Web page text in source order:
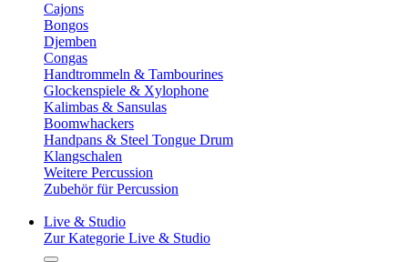
Cajons
Bongos
Djemben
Congas
Handtrommeln & Tambourines
Glockenspiele & Xylophone
Kalimbas & Sansulas
Boomwhackers
Handpans & Steel Tongue Drum
Klangschalen
Weitere Percussion
Zubehör für Percussion
Live & Studio
Zur Kategorie Live & Studio